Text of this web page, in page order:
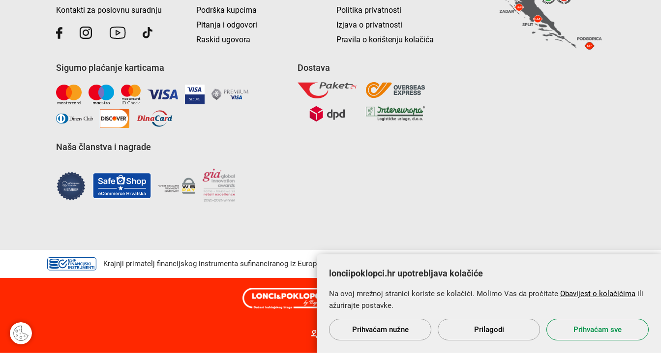
Kontakti za poslovnu suradnju
Podrška kupcima
Pitanja i odgovori
Raskid ugovora
Politika privatnosti
Izjava o privatnosti
Pravila o korištenju kolačića
Sigurno plaćanje karticama
Naša članstva i nagrade
Dostava
Krajnji primatelj financijskog instrumenta sufinanciranog iz Europskog fonda za regionalni razvoj u sklopu Operativnog programa „Konkurentnost i kohezija”.
s Vama od 2014. godine!
lonciipoklopci.hr upotrebljava kolačiće
Na ovoj mrežnoj stranici koriste se kolačići. Molimo Vas da pročitate Obavijest o kolačićima ili
ažurirajte postavke.
Prihvaćam nužne Prilagodi Prihvaćam sve